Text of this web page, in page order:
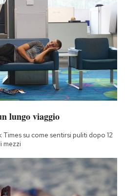
lungo viaggio
su come sentirsi puliti dopo 12
mezzi